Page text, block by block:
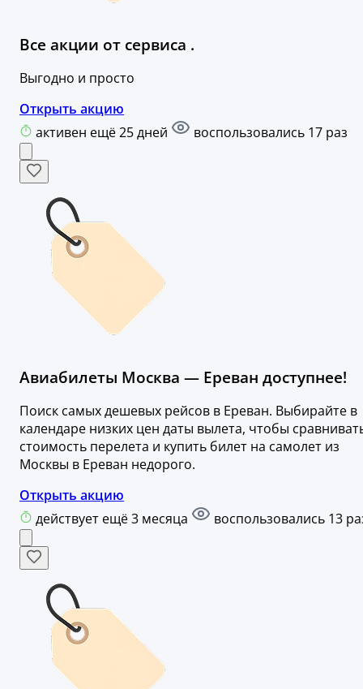
Все акции от сервиса .
Выгодно и просто
Открыть акцию
активен ещё 25 дней
воспользовались 17 раз
Авиабилеты Москва — Ереван доступнее!
Поиск самых дешевых рейсов в Ереван. Выбирайте в
календаре низких цен даты вылета, чтобы
стоимость перелета и купить билет на самолет из
Москвы в Ереван недорого.
Открыть акцию
действует ещё 3 месяца
воспользовались 13